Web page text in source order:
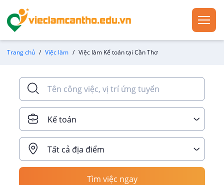
Trang chủ Việc làm Việc làm Kế toán tại Cần Thơ
Kế toán
Tất cả địa điểm
Tìm việc ngay